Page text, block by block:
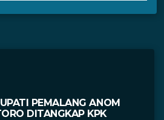
PEMALANG ANOM
DITANGKAP KPK